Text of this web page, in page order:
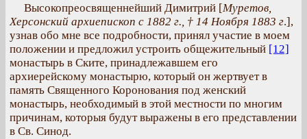
Высокопреосвященнейший Димитрий [Муретов,
Херсонский архиепископ с 1882 г., † 14 Ноября 1883 г.],
узнав обо мне все подробности, принял участие в моем
положении и предложил устроить общежительный [12]
монастырь в Ските, принадлежавшем его
архиерейскому монастырю, который он жертвует в
память Священного Коронования под женский
монастырь, необходимый в этой местности по многим
причинам, которыя будут выражены в его представлении
в Св. Синод.